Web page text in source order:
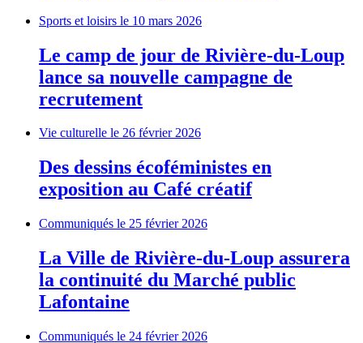
Sports et loisirs le 10 mars 2026
Le camp de jour de Rivière-du-Loup
lance sa nouvelle campagne de
recrutement
Vie culturelle le 26 février 2026
Des dessins écoféministes en
exposition au Café créatif
Communiqués le 25 février 2026
La Ville de Rivière-du-Loup assurera
la continuité du Marché public
Lafontaine
Communiqués le 24 février 2026